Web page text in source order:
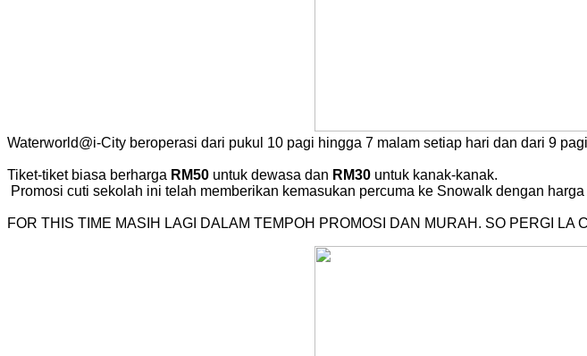
Waterworld@i-City beroperasi dari pukul 10 pagi hingga 7 malam setiap hari dan dari 9
Tiket-tiket biasa berharga RM50 untuk dewasa dan RM30 untuk kanak-kanak.
Promosi cuti sekolah ini telah memberikan kemasukan percuma ke Snowalk dengan
FOR THIS TIME MASIH LAGI DALAM TEMPOH PROMOSI DAN MURAH. SO PERGI LA